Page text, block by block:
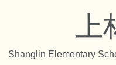
要
Shanglin Elementary